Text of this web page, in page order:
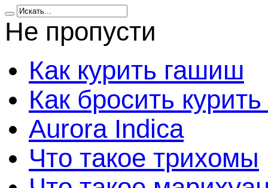
Не пропусти
Как курить гашиш
Как бросить
Aurora Indica
Что такое трихомы